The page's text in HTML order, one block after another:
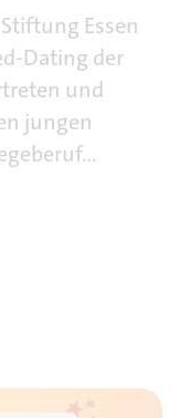
Essen
Dating der
und
jungen